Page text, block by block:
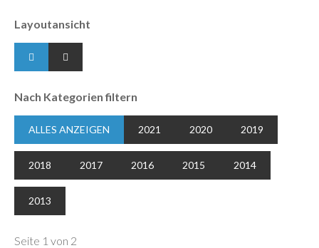
Layoutansicht
Nach Kategorien filtern
ALLES ANZEIGEN 2021 2020 2019
2018 2017 2016 2015 2014
2013
Seite 1 von 2